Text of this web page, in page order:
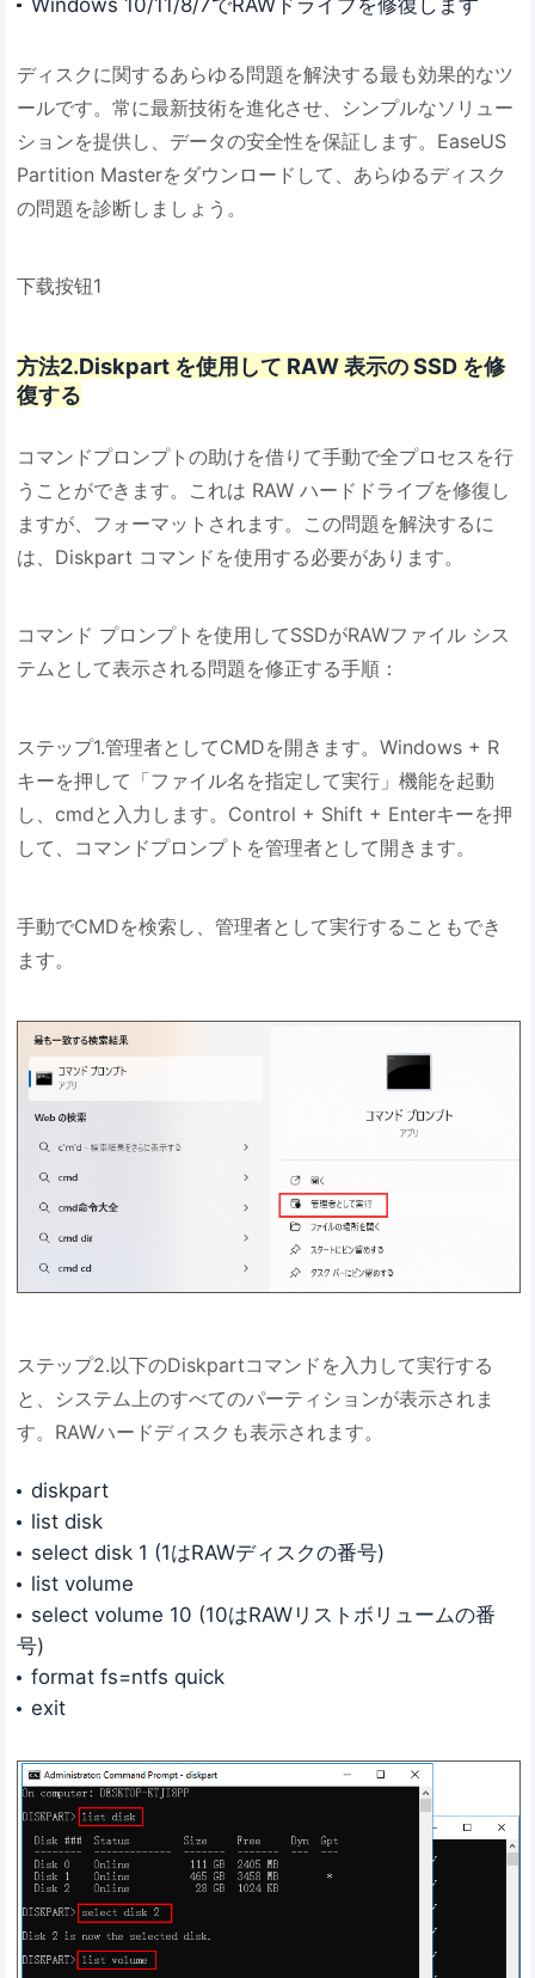
Windows 10/11/8/7でRAWドライブを修復します
ディスクに関するあらゆる問題を解決する最も効果的なツ
ールです。常に最新技術を進化させ、シンプルなソリュー
ションを提供し、データの安全性を保証します。EaseUS
Partition Masterをダウンロードして、あらゆるディスク
の問題を診断しましょう。
下载按钮1
方法2.Diskpart を使用して RAW 表示の SSD を修
復する
コマンドプロンプトの助けを借りて手動で全プロセスを行
うことができます。これは RAW ハードドライブを修復し
ますが、フォーマットされます。この問題を解決するに
は、Diskpart コマンドを使用する必要があります。
コマンド プロンプトを使用してSSDがRAWファイル シス
テムとして表示される問題を修正する手順：
ステップ1.管理者としてCMDを開きます。Windows + R
キーを押して「ファイル名を指定して実行」機能を起動
し、cmdと入力します。Control + Shift + Enterキーを押
して、コマンドプロンプトを管理者として開きます。
手動でCMDを検索し、管理者として実行することもでき
ます。
ステップ2.以下のDiskpartコマンドを入力して実行する
と、システム上のすべてのパーティションが表示されま
す。RAWハードディスクも表示されます。
diskpart
list disk
select disk 1 (1はRAWディスクの番号)
list volume
select volume 10 (10はRAWリストボリュームの番
号)
format fs=ntfs quick
exit